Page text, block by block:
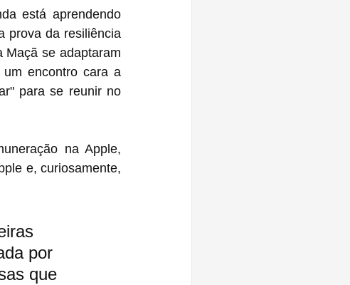
está aprendendo
prova da resiliência
Maçã se adaptaram
encontro cara a
para se reunir no
na Apple,
por
que